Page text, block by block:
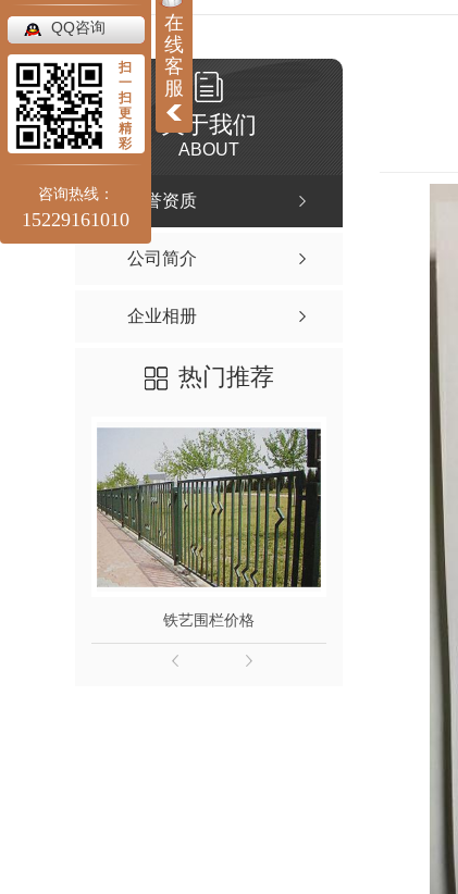
关于我们
ABOUT
荣誉资质
公司简介
企业相册
热门推荐
铁艺围栏价格 汉中
在
线
客
服
QQ咨询
扫
一
扫
更
精
彩
咨询热线：
15229161010